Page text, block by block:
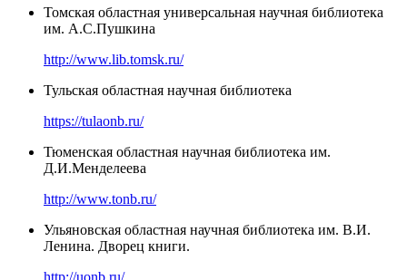
Томская областная универсальная научная библиотека
им. А.С.Пушкина
http://www.lib.tomsk.ru/
Тульская областная научная библиотека
https://tulaonb.ru/
Тюменская областная научная библиотека им.
Д.И.Менделеева
http://www.tonb.ru/
Ульяновская областная научная библиотека им. В.И.
Ленина. Дворец книги.
http://uonb.ru/